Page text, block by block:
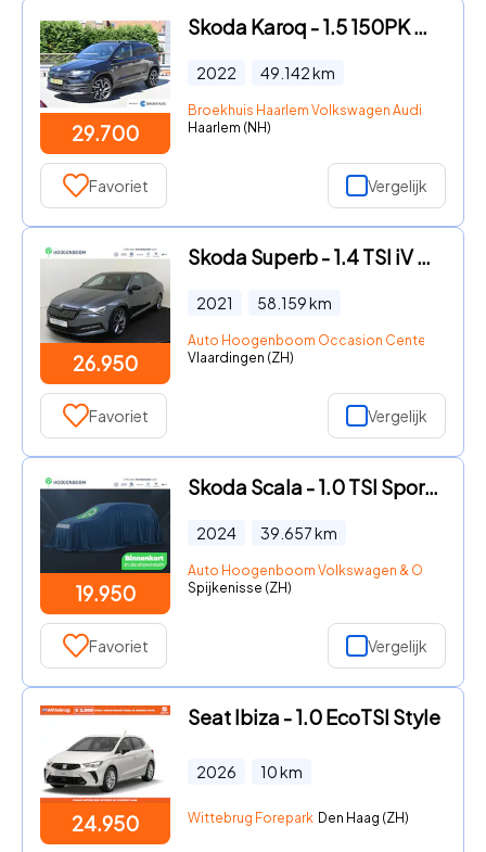
29.700
Skoda Karoq - 1.5 150PK DSG TSI ACT Sportline Business | Cruise Control |
2022 49.142km
Broekhuis Haarlem Volkswagen Audi Seat
Haarlem (NH)
Favoriet Vergelijk
26.950
Skoda Superb - 1.4 TSI iV Sportline Business | SoH 91% | Trekhaak | Achteru
2021 58.159km
Auto Hoogenboom Occasion Center
Vlaardingen (ZH)
Favoriet Vergelijk
19.950
Skoda Scala - 1.0 TSI Sport Business | Cruise control | Lane assist | Airc
2024 39.657km
Auto Hoogenboom Volkswagen & Occasions
Spijkenisse (ZH)
Favoriet Vergelijk
24.950
Seat Ibiza - 1.0 EcoTSI Style
2026 10km
Wittebrug Forepark Den Haag (ZH)